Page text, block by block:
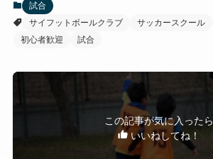
試合
サイフットボールクラブ
サッカースクール
初心者歓迎
試合
この記事が気に入ったら
いいねしてね！